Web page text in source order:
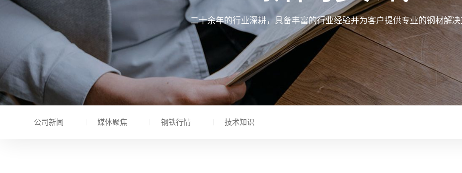
二十余年的行业深耕，具备丰富的行业经验并为客户提供专业的钢材解
公司新闻 媒体聚焦 钢铁行情 技术知识